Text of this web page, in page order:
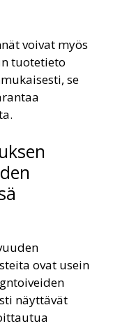
voivat myös
tuotetieto
se
ovat usein
näyttävät